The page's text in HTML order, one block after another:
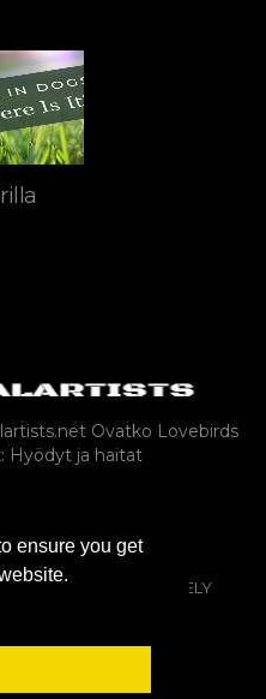
ensure you get
Ovatko Lovebirds
Hyödyt ja haitat
HEVOSET
ARTIKLA
KYSELY